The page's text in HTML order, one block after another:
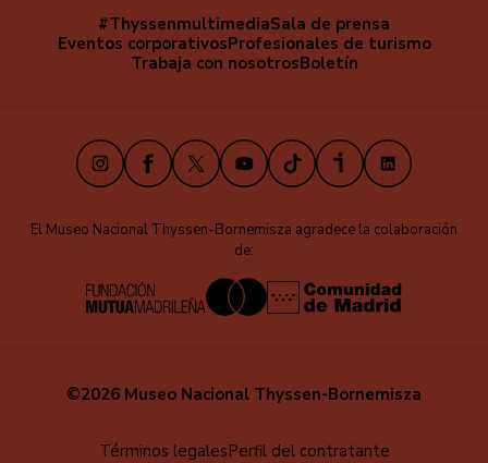
Navegación
secundaria
#ThyssenmultimediaSala de prensa
Eventos corporativosProfesionales de turismo
Trabaja con nosotrosBoletín
InstagramFacebook
X YoutubeTikTokiVooxLinkedIn
El Museo Nacional Thyssen-Bornemisza agradece la colaboración
de:
©2026 Museo Nacional Thyssen-Bornemisza
Términos legalesPerfil del contratante